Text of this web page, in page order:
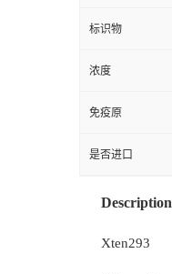
标识物
浓度
免疫原
是否进口
Description
Xten293